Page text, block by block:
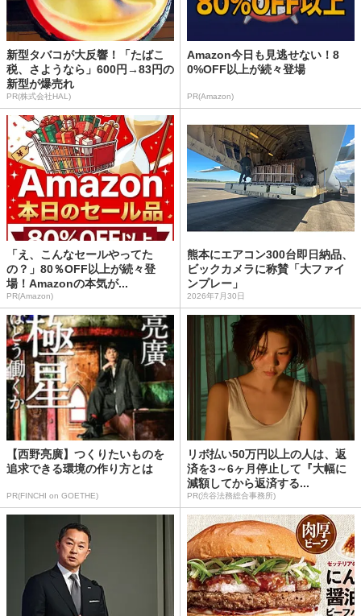
新型タバコが大反響！「たばこ
税、さようなら」600円→83円の
新型が爆売れ
PR(株式会社HAL)
Amazon今日も見逃せない！8
0%OFF以上が続々登場
PR(Amazon)
「え、こんなセールやってた
の？」80％OFF以上が続々登
場！Amazonの本気が...
PR(Amazon)
熊本にエアコン300台即日納品、
ビックカメラに称賛「大ファイ
ンプレー」
2026年7月30日
【西野亮廣】つくりたいものを
追求できる環境の作り方とは
PR(FINCHI on GOETHE)
リボ払い50万円以上の人は、返
済を3～6ヶ月停止して『大幅に
減額してから返済する...
PR(渋谷法務総合事務所)